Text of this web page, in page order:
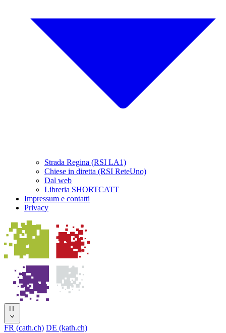
Strada Regina (RSI LA1)
Chiese in diretta (RSI ReteUno)
Dal web
Libreria SHORTCATT
Impressum e contatti
Privacy
IT
FR (cath.ch) DE (kath.ch)